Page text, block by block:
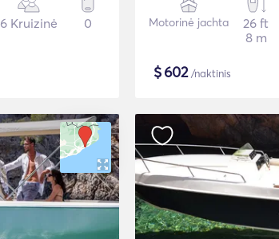
6 Kruizinė 0 Motorinė jachta
26 ft
8 m
$602/naktinis